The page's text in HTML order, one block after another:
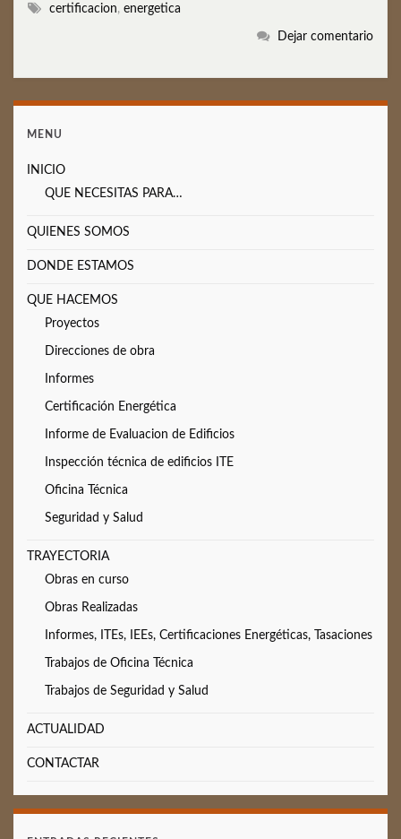
certificacion, energetica
Dejar comentario
MENU
INICIO
QUE NECESITAS PARA…
QUIENES SOMOS
DONDE ESTAMOS
QUE HACEMOS
Proyectos
Direcciones de obra
Informes
Certificación Energética
Informe de Evaluacion de Edificios
Inspección técnica de edificios ITE
Oficina Técnica
Seguridad y Salud
TRAYECTORIA
Obras en curso
Obras Realizadas
Informes, ITEs, IEEs, Certificaciones Energéticas, Tasaciones
Trabajos de Oficina Técnica
Trabajos de Seguridad y Salud
ACTUALIDAD
CONTACTAR